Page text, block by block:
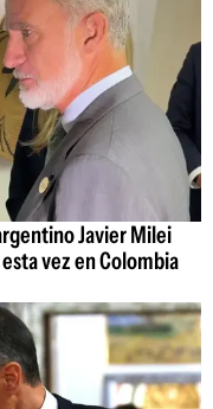
Javier Milei
vez en Colombia